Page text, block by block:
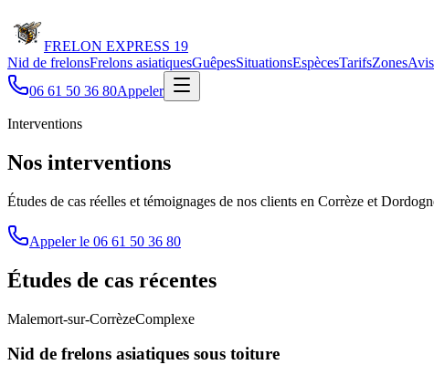
FRELON EXPRESS 19
Nid de frelonsFrelons asiatiquesGuêpesSituationsEspècesTarifsZonesAvis
06 61 50 36 80Appeler
Interventions
Nos interventions
Études de cas réelles et témoignages de nos clients en Corrèze et
Appeler le 06 61 50 36 80
Études de cas récentes
Malemort-sur-CorrèzeComplexe
Nid de frelons asiatiques sous toiture